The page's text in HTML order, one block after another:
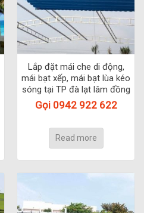
Lắp đặt mái che di động,
mái bạt xếp, mái bạt lùa kéo
sóng tại TP đà lạt lâm đồng
Gọi 0942 922 622
Read more